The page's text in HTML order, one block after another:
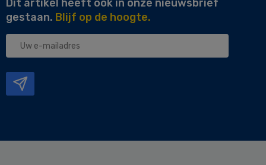
Dit artikel heeft ook in onze nieuwsbrief
gestaan. Blijf op de hoogte.
Uw